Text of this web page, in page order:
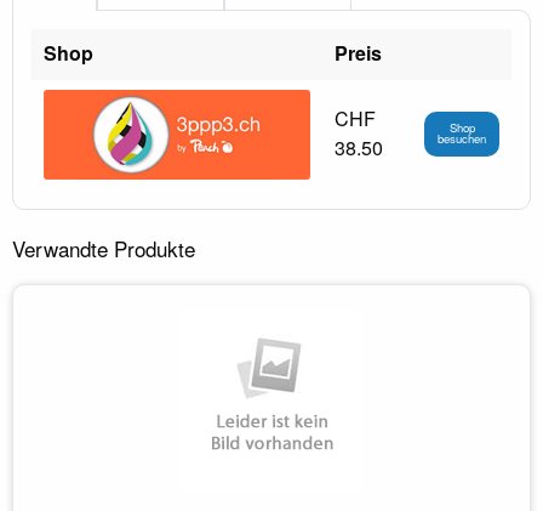
Shop Preis
CHF
38.50
Shop
besuchen
Verwandte Produkte